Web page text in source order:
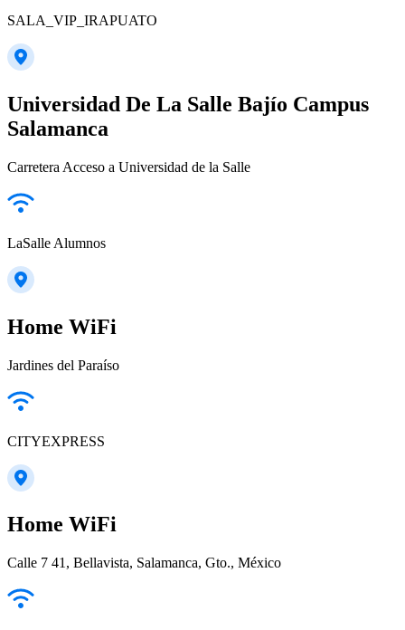
SALA_VIP_IRAPUATO
Universidad De La Salle Bajío Campus
Salamanca
Carretera Acceso a Universidad de la Salle
LaSalle Alumnos
Home WiFi
Jardines del Paraíso
CITYEXPRESS
Home WiFi
Calle 7 41, Bellavista, Salamanca, Gto., México